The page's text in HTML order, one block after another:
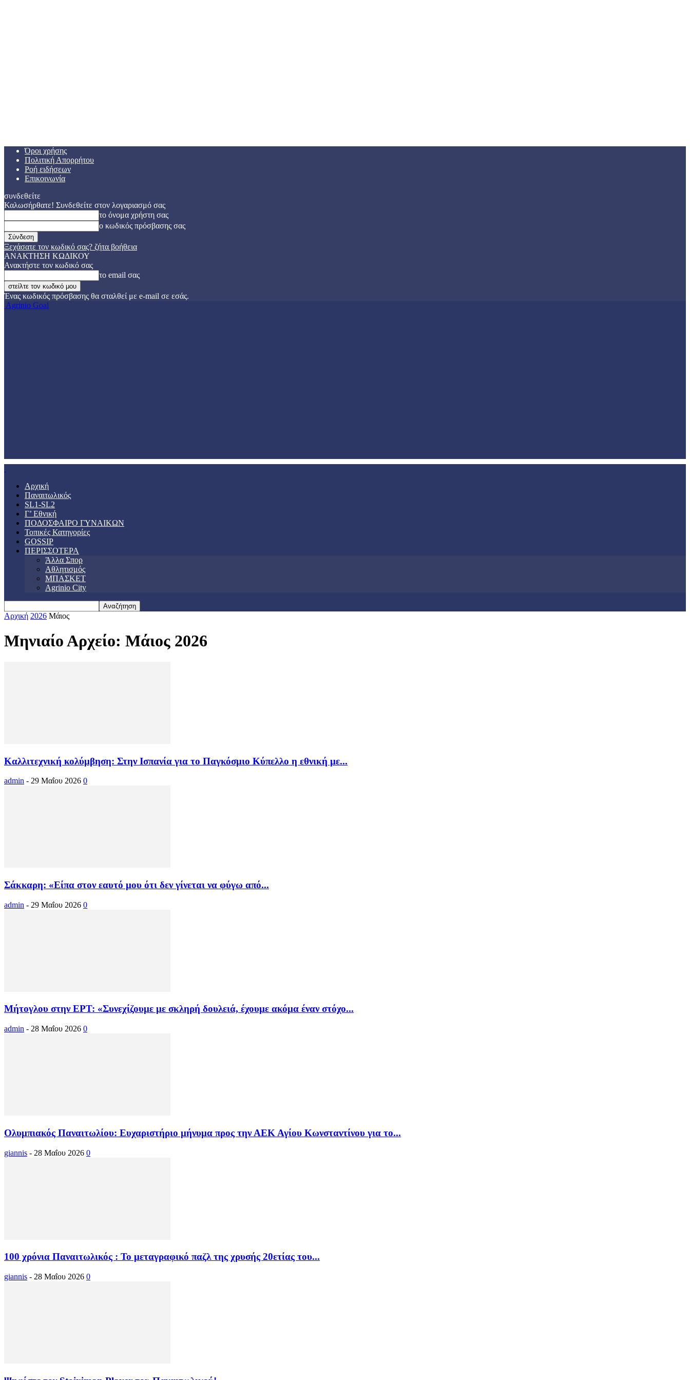
Όροι χρήσης
Πολιτική Απορρήτου
Ροή ειδήσεων
Επικοινωνία
συνδεθείτε
Καλωσήρθατε! Συνδεθείτε στον λογαριασμό σας
το όνομα χρήστη σας
ο κωδικός πρόσβασης σας
Ξεχάσατε τον κωδικό σας? ζήτα βοήθεια
ΑΝΑΚΤΗΣΗ ΚΩΔΙΚΟΥ
Ανακτήστε τον κωδικό σας
το email σας
Ένας κωδικός πρόσβασης θα σταλθεί με e-mail σε εσάς.
Agrinio Goal
Αρχική
Παναιτωλικός
SL1-SL2
Γ’ Εθνική
ΠΟΔΟΣΦΑΙΡΟ ΓΥΝΑΙΚΩΝ
Τοπικές Κατηγορίες
GOSSIP
ΠΕΡΙΣΣΟΤΕΡΑ
Άλλα Σπορ
Αθλητισμός
ΜΠΑΣΚΕΤ
Agrinio City
Αρχική 2026 Μάιος
Μηνιαίο Αρχείο: Μάιος 2026
Καλλιτεχνική κολύμβηση: Στην Ισπανία για το Παγκόσμιο Κύπελλο η εθνική με...
admin - 29 Μαΐου 2026 0
Σάκκαρη: «Είπα στον εαυτό μου ότι δεν γίνεται να φύγω από...
admin - 29 Μαΐου 2026 0
Μήτογλου στην ΕΡΤ: «Συνεχίζουμε με σκληρή δουλειά, έχουμε ακόμα έναν στόχο...
admin - 28 Μαΐου 2026 0
Ολυμπιακός Παναιτωλίου: Ευχαριστήριο μήνυμα προς την ΑΕΚ Αγίου Κωνσταντίνου για το...
giannis - 28 Μαΐου 2026 0
100 χρόνια Παναιτωλικός : Το μεταγραφικό παζλ της χρυσής 20ετίας του...
giannis - 28 Μαΐου 2026 0